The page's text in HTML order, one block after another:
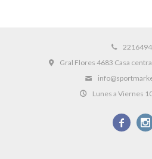
Gral Flores 4683 Casa
Lunes a Viernes
 